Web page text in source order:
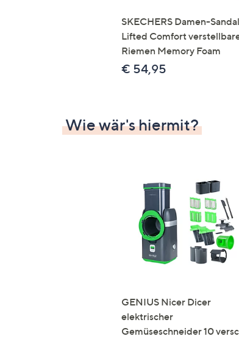
SKECHERS Damen-
Lifted Comfort
Riemen Memory Foam
€ 54,95
Wie wär's hiermit?
GENIUS Nicer Dicer
elektrischer
Gemüseschneider 10